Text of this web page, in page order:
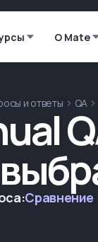
О Mate
и ответы QA
Сравнение